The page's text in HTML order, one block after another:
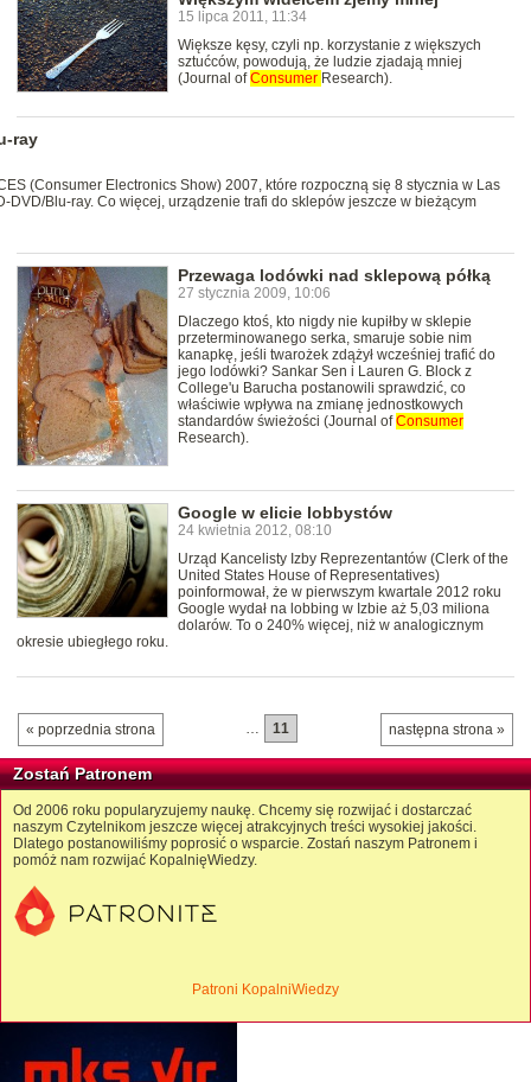
15 lipca 2011, 11:34
Większe kęsy, czyli np. korzystanie z większych
sztućców, powodują, że ludzie zjadają mniej
(Journal ofConsumer Research).
ray
(Consumer Electronics Show) 2007, które rozpoczną się 8 stycznia w Las
DVD/Blu-ray. Co więcej, urządzenie trafi do sklepów jeszcze w bieżącym
Przewaga lodówki nad sklepową półką
27 stycznia 2009, 10:06
Dlaczego ktoś, kto nigdy nie kupiłby w sklepie
przeterminowanego serka, smaruje sobie nim
kanapkę, jeśli twarożek zdążył wcześniej trafić do
jego lodówki? Sankar Sen i Lauren G. Block z
College'u Barucha postanowili sprawdzić, co
właściwie wpływa na zmianę jednostkowych
standardów świeżości (Journal ofConsumer
Research).
Google w elicie lobbystów
24 kwietnia 2012, 08:10
Urząd Kancelisty Izby Reprezentantów (Clerk of the
United States House of Representatives)
poinformował, że w pierwszym kwartale 2012 roku
Google wydał na lobbing w Izbie aż 5,03 miliona
dolarów. To o 240% więcej, niż w analogicznym
okresie ubiegłego roku.
« poprzednia strona następna strona »
… 11
Zostań Patronem
Od 2006 roku popularyzujemy naukę. Chcemy się rozwijać i dostarczać
naszym Czytelnikom jeszcze więcej atrakcyjnych treści wysokiej jakości.
Dlatego postanowiliśmy poprosić o wsparcie. Zostań naszym Patronem i
pomóż nam rozwijać KopalnięWiedzy.
Patroni KopalniWiedzy